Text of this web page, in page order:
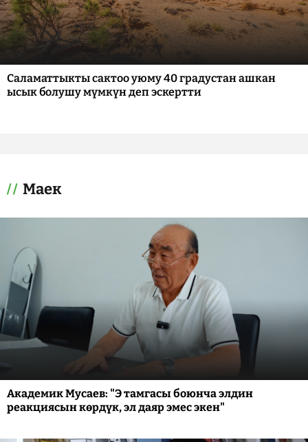
Саламаттыкты сактоо уюму 40 градустан ашкан
ысык болушу мүмкүн деп эскертти
Маек
Академик Мусаев: "Э тамгасы боюнча элдин
реакциясын көрдүк, эл даяр эмес экен"